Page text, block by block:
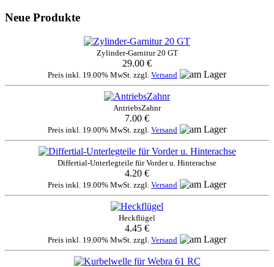
Neue Produkte
Zylinder-Garnitur 20 GT
29.00 €
Preis inkl. 19.00% MwSt. zzgl. Versand
AntriebsZahnr
7.00 €
Preis inkl. 19.00% MwSt. zzgl. Versand
Differtial-Unterlegteile für Vorder u. Hinterachse
4.20 €
Preis inkl. 19.00% MwSt. zzgl. Versand
Heckflügel
4.45 €
Preis inkl. 19.00% MwSt. zzgl. Versand